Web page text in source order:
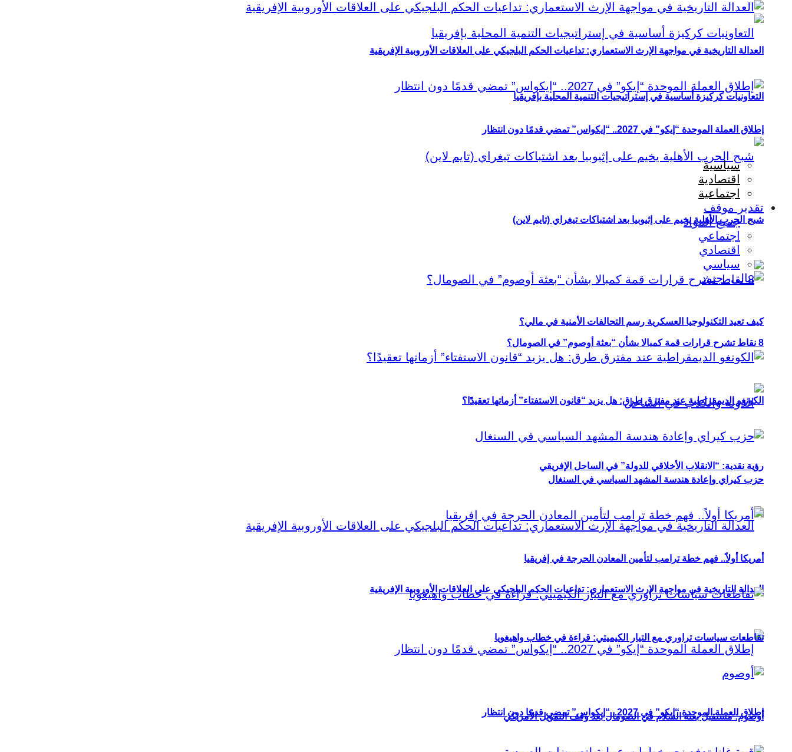
التعاونيات كركيزة أساسية في إستراتيجيات التنمية المحلية بإفريقيا
شبح الحرب الأهلية يخيم على إثيوبيا بعد اشتباكات تيغراي (تايم لاين)
8 نقاط تشرح قرارات قمة كمبالا بشأن “بعثة أوصوم” في الصومال؟
رؤية نقدية: “الانقلاب الأخلاقي للدولة” في الساحل الإفريقي
العدالة التاريخية في مواجهة الإرث الاستعماري: تداعيات الحكم البلجيكي على العلاقات الأوروبية الإفريقية
إطلاق العملة الموحدة “إيكو” في 2027.. “إيكواس” تمضي قدمًا دون انتظار
العدالة التاريخية في مواجهة الإرث الاستعماري: تداعيات الحكم البلجيكي على العلاقات الأوروبية الإفريقية
إطلاق العملة الموحدة “إيكو” في 2027.. “إيكواس” تمضي قدمًا دون انتظار
سياسية
اقتصادية
اجتماعية
تقدير موقف
جميع المواد
اجتماعي
اقتصادي
سياسي
كيف تعيد التكنولوجيا العسكرية رسم التحالفات الأمنية في مالي؟
الكونغو الديمقراطية عند مفترق طرق: هل يزيد “قانون الاستفتاء” أزماتها تعقيدًا؟
حزب كيراي وإعادة هندسة المشهد السياسي في السنغال
أمريكا أولاً.. فهم خطة ترامب لتأمين المعادن الحرجة في إفريقيا
تقاطعات سياسات تراوري مع التيار الكيميتي: قراءة في خطاب واهيغويا
أوصوم: مستقبل بعثة السلام في الصومال بعد وقف التمويل الأمريكي